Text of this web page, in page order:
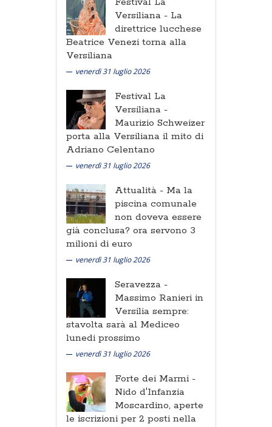
Versiliana - La
direttrice lucchese
Beatrice Venezi torna alla
Versiliana
venerdì 31 luglio 2026
Festival La
Versiliana -
Maurizio Schweizer
porta alla Versiliana il mito di
Adriano Celentano
venerdì 31 luglio 2026
Attualità - Ma la
piscina comunale
non doveva essere
già conclusa? ora servono 3
milioni di euro
venerdì 31 luglio 2026
Seravezza -
Massimo Ranieri in
Versilia sempre:
stavolta sarà al Mediceo
lunedi prossimo
venerdì 31 luglio 2026
Forte dei Marmi -
Nido d'Infanzia
Moscardino, aperte
le iscrizioni per 2 posti nella